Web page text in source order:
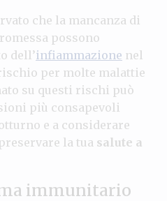
che la mancanza di
possono
dell’infiammazione nel
per molte malattie
su questi rischi può
più consapevoli
e a considerare
la tua salute a
immunitario